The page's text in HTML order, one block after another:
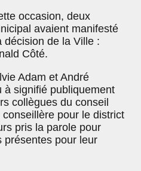
occasion, deux
avaient manifesté
décision de la Ville :
Côté.
Adam et André
à signifié publiquement
collègues du conseil
pour le district
pris la parole pour
présentes pour leur